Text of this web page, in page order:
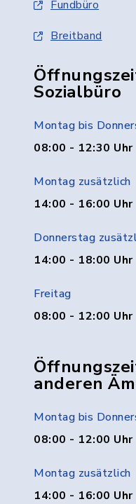
Fundbüro
Breitband
Sozialbüro
Montag bis
08:00 - 12:30 Uhr
Montag zusätzlich
14:00 - 16:00 Uhr
Donnerstag
14:00 - 18:00 Uhr
Freitag
08:00 - 12:00 Uhr
anderen
Montag bis
08:00 - 12:00 Uhr
Montag zusätzlich
14:00 - 16:00 Uhr